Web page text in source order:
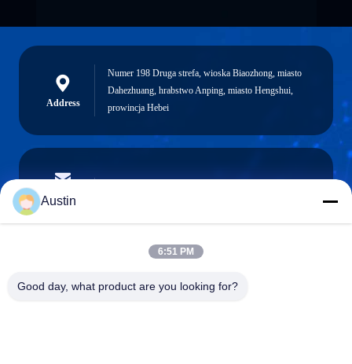
Address
Numer 198 Druga strefa, wioska Biaozhong, miasto
Dahezhuang, hrabstwo Anping, miasto Hengshui,
prowincja Hebei
E-mail
Phone
Austin
6:51 PM
Good day, what product are you looking for?